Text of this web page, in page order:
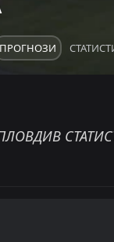
ПРОГНОЗИ